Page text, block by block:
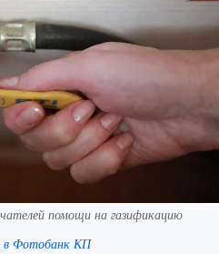
помощи на газификацию
в Фотобанк КП